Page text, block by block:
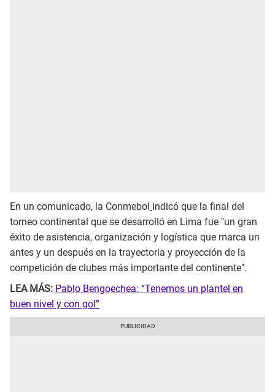
En un comunicado, la Conmebol indicó que la final del
torneo continental que se desarrolló en Lima fue "un gran
éxito de asistencia, organización y logística que marca un
antes y un después en la trayectoria y proyección de la
competición de clubes más importante del continente".
LEA MÁS: Pablo Bengoechea: “Tenemos un plantel en
buen nivel y con gol”